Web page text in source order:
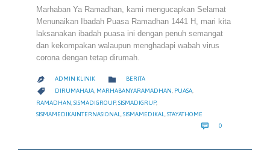
Marhaban Ya Ramadhan, kami mengucapkan Selamat
Menunaikan Ibadah Puasa Ramadhan 1441 H, mari kita
laksanakan ibadah puasa ini dengan penuh semangat
dan kekompakan walaupun menghadapi wabah virus
corona dengan tetap dirumah.
 ADMIN KLINIK  CATEGORY
BERITA
 CATEGORY
DIRUMAHAJA, MARHABANYARAMADHAN, PUASA,
RAMADHAN SISMADIGROUP, SISMADIGRUP,
SISMAMEDIKAINTERNASIONAL
SISMAMEDIKAL STAYATHOME
 0